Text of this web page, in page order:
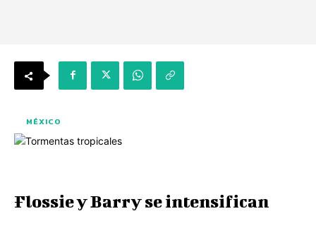
MÉXICO
Flossie y Barry se intensifican